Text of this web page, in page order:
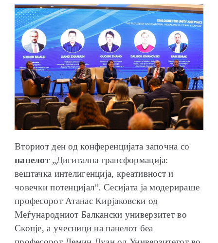
Вториот ден од конференцијата започна со
панелот „Дигитална трансформација:
вештачка интелигенција, креативност и
човечки потенцијал“. Сесијата ја модерираше
професорот Атанас Кирјаковски од
Меѓународниот Балкански универзитет во
Скопје, а учесници на панелот беа